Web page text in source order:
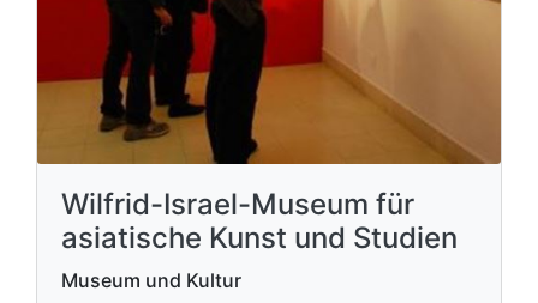
Wilfrid-Israel-Museum für
asiatische Kunst und Studien
Museum und Kultur